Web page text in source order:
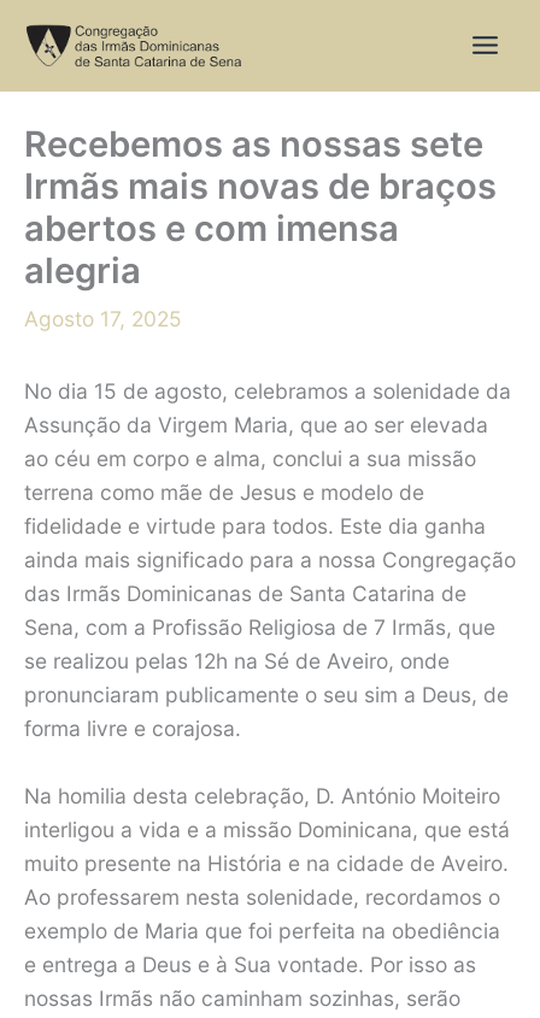
Recebemos as nossas sete
Irmãs mais novas de braços
abertos e com imensa
alegria
Agosto 17, 2025
No dia 15 de agosto, celebramos a solenidade da
Assunção da Virgem Maria, que ao ser elevada
ao céu em corpo e alma, conclui a sua missão
terrena como mãe de Jesus e modelo de
fidelidade e virtude para todos. Este dia ganha
ainda mais significado para a nossa Congregação
das Irmãs Dominicanas de Santa Catarina de
Sena, com a Profissão Religiosa de 7 Irmãs, que
se realizou pelas 12h na Sé de Aveiro, onde
pronunciaram publicamente o seu sim a Deus, de
forma livre e corajosa.
Na homilia desta celebração, D. António Moiteiro
interligou a vida e a missão Dominicana, que está
muito presente na História e na cidade de Aveiro.
Ao professarem nesta solenidade, recordamos o
exemplo de Maria que foi perfeita na obediência
e entrega a Deus e à Sua vontade. Por isso as
nossas Irmãs não caminham sozinhas, serão